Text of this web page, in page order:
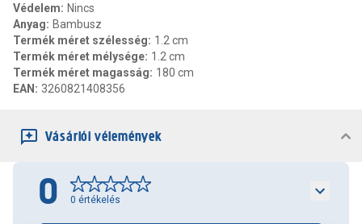
Védelem: Nincs
Anyag: Bambusz
Termék méret szélesség: 1.2 cm
Termék méret mélysége: 1.2 cm
Termék méret magasság: 180 cm
EAN : 3260821408356
Vásárlói vélemények
0 0 értékelés